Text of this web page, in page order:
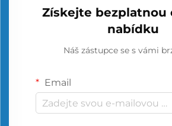
Získejte bezplatnou
nabídku
Náš zástupce se s vámi
Email